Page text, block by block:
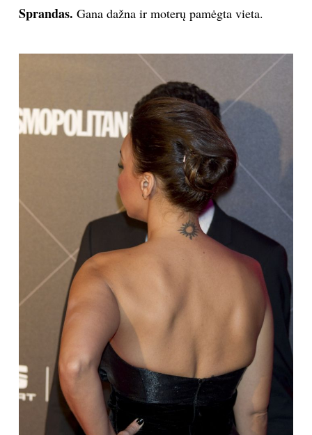
Sprandas. Gana dažna ir moterų pamėgta vieta.